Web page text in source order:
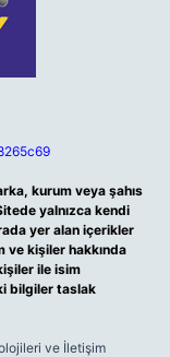
kurum veya şahıs
yalnızca kendi
yer alan içerikler
ve kişiler hakkında
ile isim
bilgiler taslak
ve İletişim